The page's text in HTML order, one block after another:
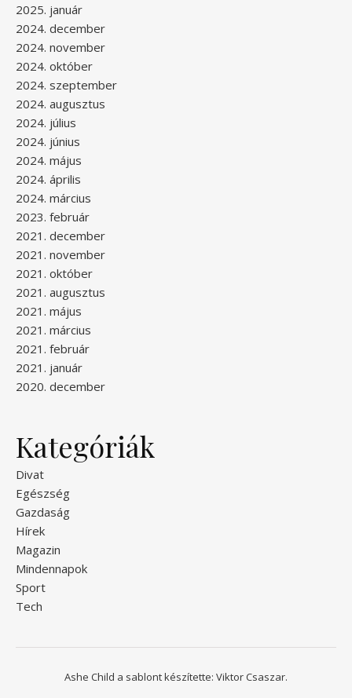
2025. január
2024. december
2024. november
2024. október
2024. szeptember
2024. augusztus
2024. július
2024. június
2024. május
2024. április
2024. március
2023. február
2021. december
2021. november
2021. október
2021. augusztus
2021. május
2021. március
2021. február
2021. január
2020. december
Kategóriák
Divat
Egészség
Gazdaság
Hírek
Magazin
Mindennapok
Sport
Tech
Ashe Child a sablont készítette: Viktor Csaszar.